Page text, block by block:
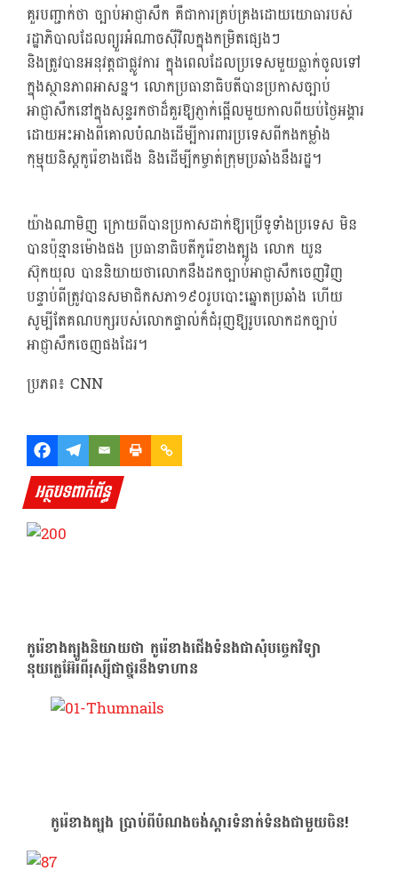
គួរបញ្ជាក់ថា ច្បាប់អាជ្ញាសឹក គឺជាការគ្រប់គ្រងដោយយោធារបស់
រដ្ឋាភិបាលដែលព្យួរអំណាចស៊ីវិលក្នុងកម្រិតផ្សេងៗ
និងត្រូវបានអនុវត្តជាផ្លូវការ ក្នុងពេលដែលប្រទេសមួយធ្លាក់ចូលទៅ
ក្នុងស្ថានភាពអាសន្ន។ លោកប្រធានាធិបតីបានប្រកាសច្បាប់
អាជ្ញាសឹកនៅក្នុងសុន្ទរកថាដ៏គួរឱ្យភ្ញាក់ផ្អើលមួយកាលពីយប់ថ្ងៃអង្គារ
ដោយអះអាងពីគោលបំណងដើម្បីការពារប្រទេសពីកងកម្លាំង
កុម្មុយនិស្តកូរ៉េខាងជើង និងដើម្បីកម្ចាត់ក្រុមប្រឆាំងនឹងរដ្ឋ។
យ៉ាងណាមិញ ក្រោយពីបានប្រកាសដាក់ឱ្យប្រើទូទាំងប្រទេស មិន
បានប៉ុន្មានម៉ោងផង ប្រធានាធិបតីកូរ៉េខាងត្បូង លោក យូន
ស៊ុកយុល បាននិយាយថាលោកនឹងដកច្បាប់អាជ្ញាសឹកចេញវិញ
បន្ទាប់ពីត្រូវបានសមាជិកសភា១៩០រូបបោះឆ្នោតប្រឆាំង ហើយ
សូម្បីតែគណបក្សរបស់លោកផ្ទាល់ក៏ជំរុញឱ្យរូបលោកដកច្បាប់
អាជ្ញាសឹកចេញផងដែរ។
ប្រភព៖ CNN
អត្ថបទពាក់ព័ន្ធ
កូរ៉េ​ខាង​ត្បូង​និយាយ​ថា កូរ៉េ​ខាង​ជើង​ទំនង​ជា​សុំ​បច្ចេកវិទ្យា​
នុយក្លេអ៊ែរ​ពី​រុស្ស៊ី​ជា​ថ្នូរ​នឹង​ទាហាន
កូរ៉េ​ខាង​ត្បូង​ ប្រាប់ពីបំណងចង់ស្ដារទំនាក់ទំនងជាមួយចិន!